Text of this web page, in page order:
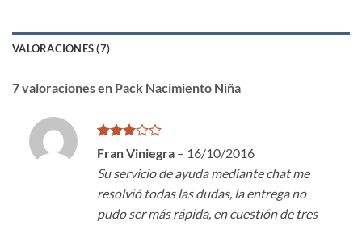
VALORACIONES (7)
7 valoraciones en Pack Nacimiento Niña
Valorado
en3
de 5
Fran Viniegra – 16/10/2016
Su servicio de ayuda mediante chat me
resolvió todas las dudas, la entrega no
pudo ser más rápida, en cuestión de tres